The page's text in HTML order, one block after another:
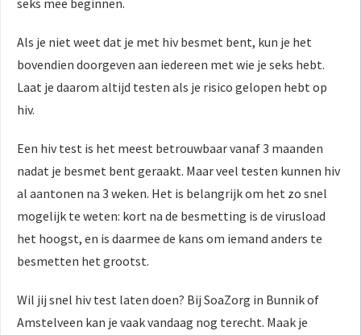
Als je niet weet dat je met hiv besmet bent, kun je het
bovendien doorgeven aan iedereen met wie je seks hebt.
Laat je daarom altijd testen als je risico gelopen hebt op
hiv.
Een hiv test is het meest betrouwbaar vanaf 3 maanden
nadat je besmet bent geraakt. Maar veel testen kunnen hiv
al aantonen na 3 weken. Het is belangrijk om het zo snel
mogelijk te weten: kort na de besmetting is de virusload
het hoogst, en is daarmee de kans om iemand anders te
besmetten het grootst.
Wil jij snel hiv test laten doen? Bij SoaZorg in Bunnik of
Amstelveen kan je vaak vandaag nog terecht. Maak je